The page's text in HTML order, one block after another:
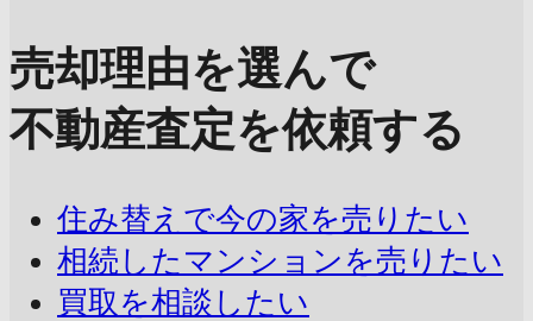
売却理由を選んで
不動産査定を依頼する
住み替えで今の家を売りたい
相続したマンションを売りたい
買取を相談したい